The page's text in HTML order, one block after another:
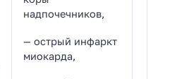
надпочечников,
— острый инфаркт
миокарда,